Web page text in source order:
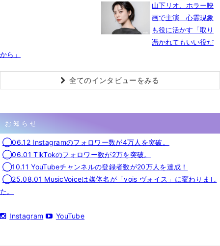
山下リオ、ホラー映
画で主演 心霊現象
も役に活かす「取り
憑かれてもいい役だ
から」
全てのインタビューをみる
お知らせ
◯06.12 Instagramのフォロワー数が4万人を突破。
◯06.01 TikTokのフォロワー数が2万を突破。
◯10.11 YouTubeチャンネルの登録者数が20万人を達成！
◯25.08.01 MusicVoiceは媒体名が「vois ヴォイス」に変わりまし
た。
Instagram YouTube